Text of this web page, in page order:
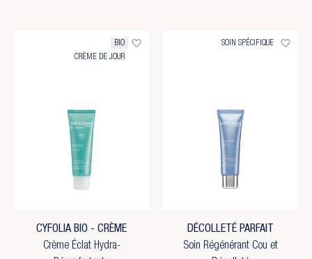
BIO
CRÈME DE JOUR
favorite_border
CYFOLIA BIO - CRÈME
Crème Éclat Hydra-
SOIN SPÉCIFIQUE favorite_border
DÉCOLLETÉ PARFAIT
Soin Régénérant Cou et